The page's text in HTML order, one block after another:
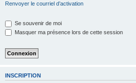
Renvoyer le courriel d’activation
Se souvenir de moi
Masquer ma présence lors de cette session
INSCRIPTION